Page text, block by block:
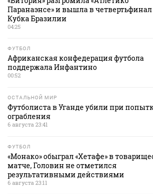
Паранаэнсе» и вышла в четвертьфинал
Кубка Бразилии
04:25
ФУТБОЛ
Африканская конфедерация футбола
поддержала Инфантино
00:52
ОСТАЛЬНОЙ МИР
Футболиста в Уганде убили при
ограбления
6 августа 23:41
ФУТБОЛ
«Монако» обыграл «Хетафе» в
матче, Головин не отметился
результативными действиями
6 августа 23:11